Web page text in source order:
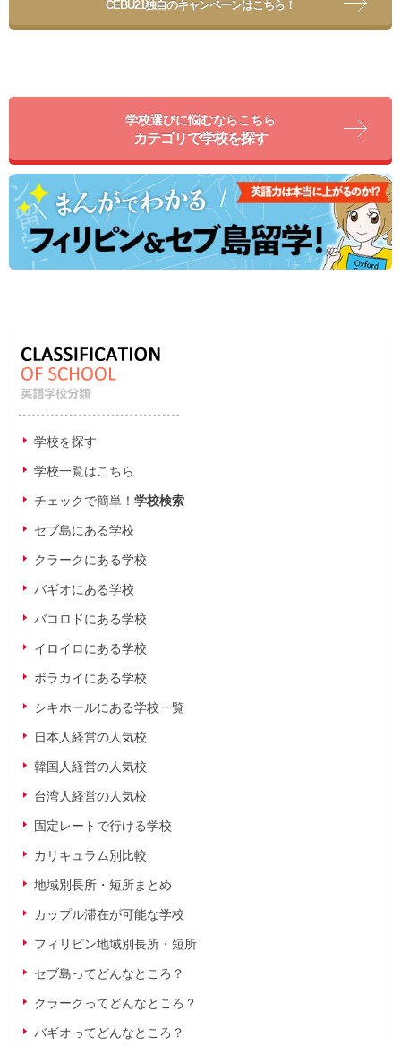
CEBU21独自のキャンペーンはこちら！
学校選びに悩むならこちら
カテゴリで学校を探す
学校を探す
学校一覧はこちら
チェックで簡単！ 学校検索
セブ島にある学校
クラークにある学校
バギオにある学校
バコロドにある学校
イロイロにある学校
ボラカイにある学校
シキホールにある学校一覧
日本人経営の人気校
韓国人経営の人気校
台湾人経営の人気校
固定レートで行ける学校
カリキュラム別比較
地域別長所・短所まとめ
カップル滞在が可能な学校
フィリピン地域別長所・短所
セブ島ってどんなところ？
クラークってどんなところ？
バギオってどんなところ？